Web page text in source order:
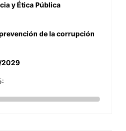
y Ética Pública
de la corrupción